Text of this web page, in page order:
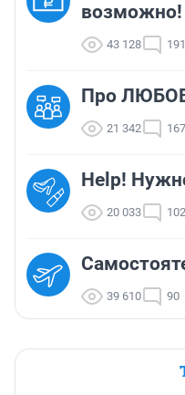
возможно!
43 128 191
Про
21 342 167
Help!
20 033 102
39 610 90